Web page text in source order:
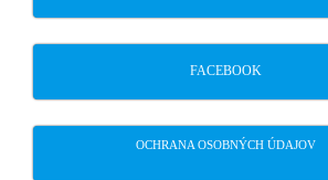
FACEBOOK
OCHRANA OSOBNÝCH ÚDAJOV